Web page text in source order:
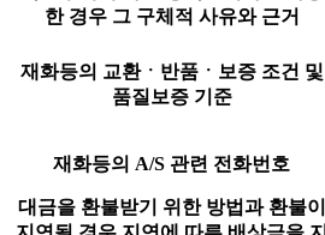
한 경우 그 구체적 사유와 근거
재화등의 교환ㆍ반품ㆍ보증 조건 및
품질보증 기준
재화등의 A/S 관련 전화번호
대금을 환불받기 위한 방법과 환불이